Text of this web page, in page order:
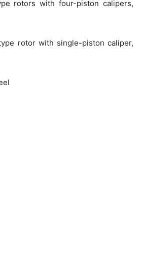
rotors with four-piston calipers,
rotor with single-piston caliper,